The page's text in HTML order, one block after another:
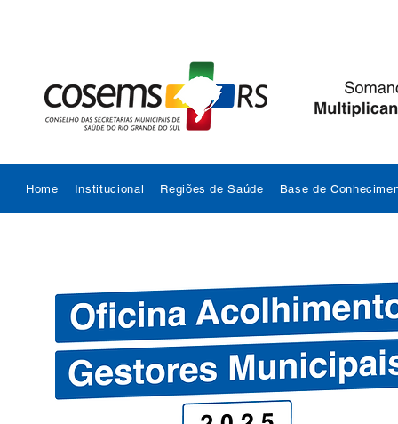
Home Institucional Regiões de Saúde Base de